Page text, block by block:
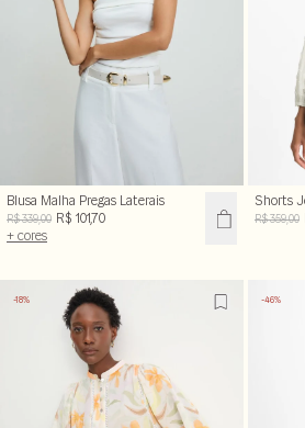
Blusa Malha Pregas Laterais
R$ 339,00 R$ 101,70
+ cores
Shorts
R$ 359,00
-18% -46%